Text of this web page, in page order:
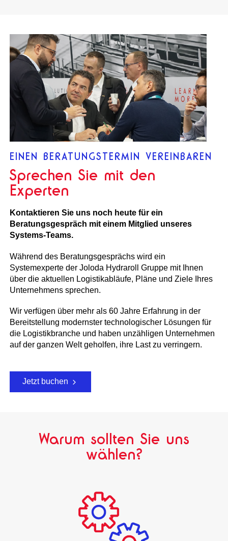
EINEN BERATUNGSTERMIN VEREINBAREN
Sprechen Sie mit den
Experten
Kontaktieren Sie uns noch heute für ein
Beratungsgespräch mit einem Mitglied unseres
Systems-Teams.
Während des Beratungsgesprächs wird ein
Systemexperte der Joloda Hydraroll Gruppe mit Ihnen
über die aktuellen Logistikabläufe, Pläne und Ziele Ihres
Unternehmens sprechen.
Wir verfügen über mehr als 60 Jahre Erfahrung in der
Bereitstellung modernster technologischer Lösungen für
die Logistikbranche und haben unzähligen Unternehmen
auf der ganzen Welt geholfen, ihre Last zu verringern.
Jetzt buchen
Warum sollten Sie uns
wählen?